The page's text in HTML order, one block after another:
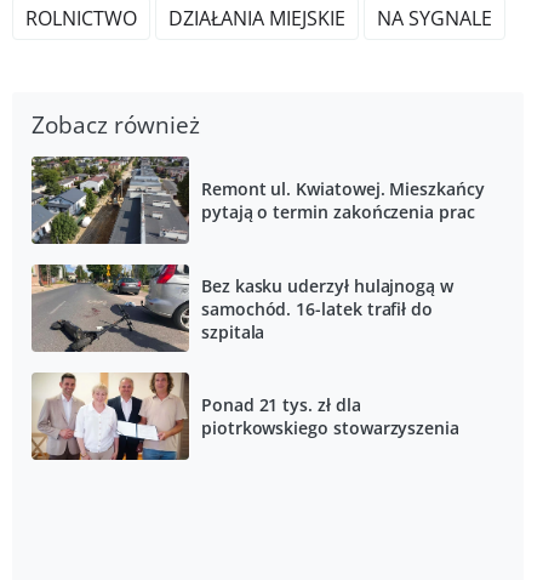
ROLNICTWO
DZIAŁANIA MIEJSKIE NA SYGNALE
Zobacz również
Remont ul. Kwiatowej. Mieszkańcy
pytają o termin zakończenia prac
Bez kasku uderzył hulajnogą w
samochód. 16-latek trafił do
szpitala
Ponad 21 tys. zł dla
piotrkowskiego stowarzyszenia